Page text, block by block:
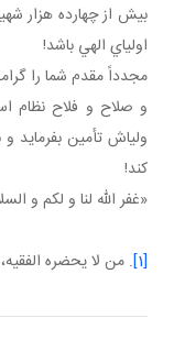
بيش از چهارده هزار
اولياي الهي باشد!
مجدداً مقدم شما را
و صلاح و فلاح نظام
ولي اش تأمين
کند!
«غفر الله لنا و لکم و
[1] . من لا يحضره الفقيه، ج4،